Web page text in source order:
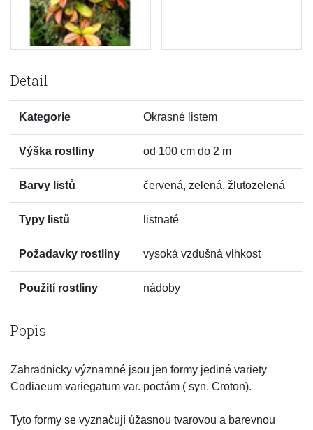
Detail
Kategorie Okrasné listem
Výška rostliny od 100 cm do 2 m
Barvy listů červená, zelená, žlutozelená
Typy listů listnaté
Požadavky rostliny vysoká vzdušná vlhkost
Použití rostliny nádoby
Popis
Zahradnicky významné jsou jen formy jediné variety
Codiaeum variegatum var. poctám ( syn. Croton).
Tyto formy se vyznačují úžasnou tvarovou a barevnou